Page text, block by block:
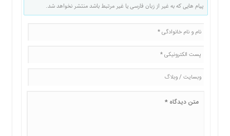
پیام هایی که به غیر از زبان فارسی یا غیر مرتبط باشد منتشر نخواهد شد.